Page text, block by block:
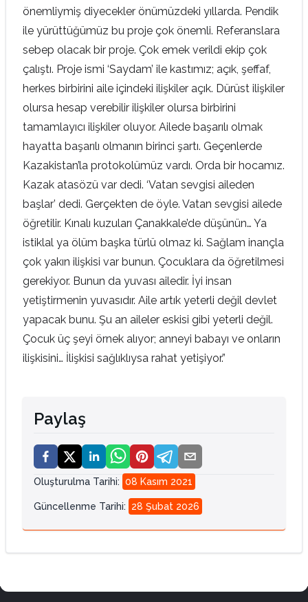
önemliymiş diyecekler önümüzdeki yıllarda. Pendik
ile yürüttüğümüz bu proje çok önemli. Referanslara
sebep olacak bir proje. Çok emek verildi ekip çok
çalıştı. Proje ismi ‘Saydam’ ile kastımız; açık, şeffaf,
herkes birbirini aile içindeki ilişkiler açık. Dürüst ilişkiler
olursa hesap verebilir ilişkiler olursa birbirini
tamamlayıcı ilişkiler oluyor. Ailede başarılı olmak
hayatta başarılı olmanın birinci şartı. Geçenlerde
Kazakistan’la protokolümüz vardı. Orda bir hocamız.
Kazak atasözü var dedi. ‘Vatan sevgisi aileden
başlar’ dedi. Gerçekten de öyle. Vatan sevgisi ailede
öğretilir. Kınalı kuzuları Çanakkale’de düşünün… Ya
istiklal ya ölüm başka türlü olmaz ki. Sağlam inançla
çok yakın ilişkisi var bunun. Çocuklara da öğretilmesi
gerekiyor. Bunun da yuvası ailedir. İyi insan
yetiştirmenin yuvasıdır. Aile artık yeterli değil devlet
yapacak bunu. Şu an aileler eskisi gibi yeterli değil.
Çocuk üç şeyi örnek alıyor; anneyi babayı ve onların
ilişkisini… İlişkisi sağlıklıysa rahat yetişiyor.”
Paylaş
Oluşturulma Tarihi: 08 Kasım 2021
Güncellenme Tarihi: 28 Şubat 2026